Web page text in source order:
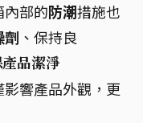
內部的防潮措施也
劑 、保持良
品潔淨
響產品外觀，更